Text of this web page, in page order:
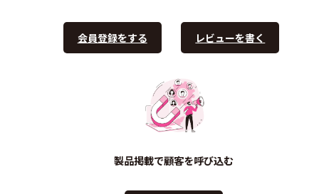
会員登録をする レビューを書く
製品掲載で顧客を呼び込む